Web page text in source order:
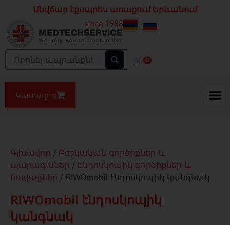
Անվճար էքսպրես առաքում Երևանում
🛒 0
Կատալոգ
Գլխավոր / Բժշկական գործիքներ և
պարագաներ / Էնդոսկոպիկ գործիքներ և
հավաքներ / RIWOmobil էնդոսկոպիկ կանգնակ
RIWOmobil էնդոսկոպիկ
կանգնակ